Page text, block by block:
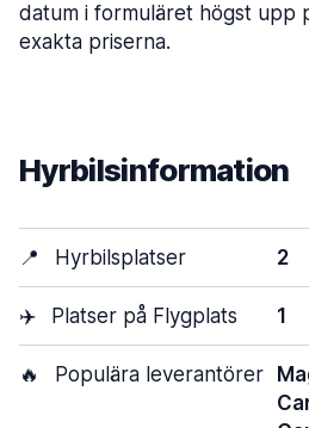
datum i formuläret högst upp
exakta priserna.
Hyrbilsinformation
📍 Hyrbilsplatser 2
✈️ Platser på Flygplats 1
🔥 Populära leverantörer